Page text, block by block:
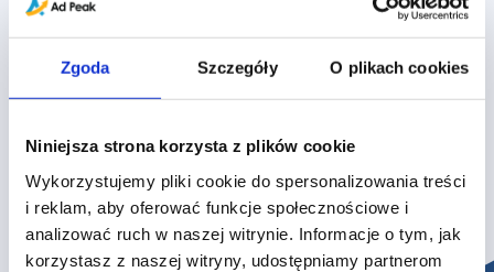
Zgoda Szczegóły O plikach cookies
Niniejsza strona korzysta z plików cookie
Wykorzystujemy pliki cookie do spersonalizowania treści
i reklam, aby oferować funkcje społecznościowe i
analizować ruch w naszej witrynie. Informacje o tym, jak
korzystasz z naszej witryny, udostępniamy partnerom
Microsoft Ads
platforma
handlowa,PPC,Programmatic Buying,Prowadzenie Facebooka,
Reddit Ads,reklamy video ,reklamy Youtube S360,Search Ads 360
SEM,SEO,Shopping,Sieć wyszukiwania
Stawek,Video,Wpis Gościnny,Youtube,Zapier,Zero-Click Search
Zero=Click Search